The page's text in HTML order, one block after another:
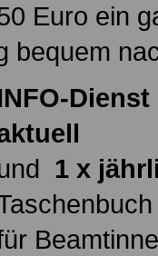
Euro ein
bequem
1 x